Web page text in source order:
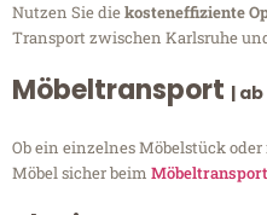
Nutzen Sie diekosteneffiziente
Transport zwischen Karlsruhe
Möbeltransport |
Ob ein einzelnes Möbelstück
Möbel sicher beim Möbeltransport